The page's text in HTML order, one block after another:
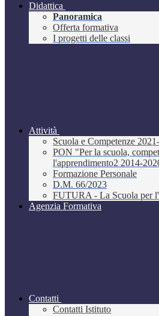
Didattica
Panoramica
Offerta formativa
I progetti delle classi
Attività
Scuola e Competenze
PON "Per la scuola,
l'apprendimento2 2014-
Formazione Personale
D.M. 66/2023
FUTURA - La Scuola per
Agenzia Formativa
Contatti
Contatti Istituto